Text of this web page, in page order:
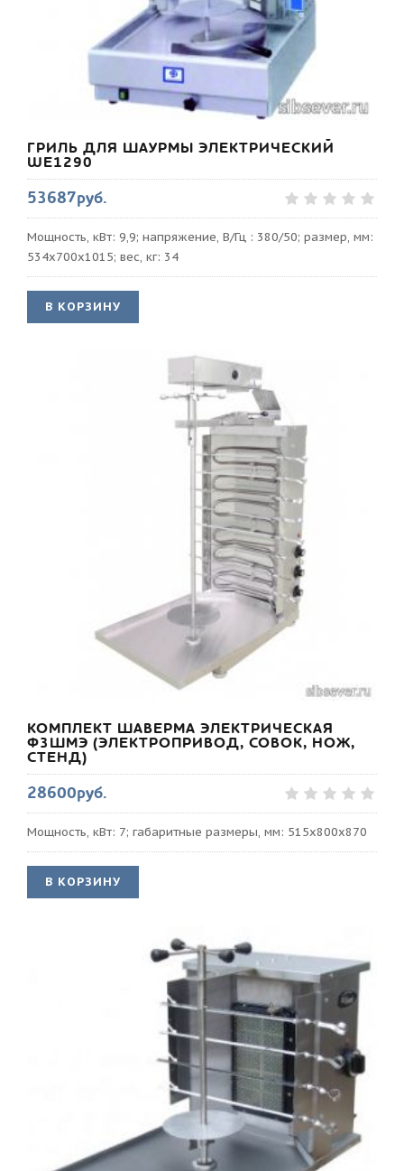
ГРИЛЬ ДЛЯ ШАУРМЫ ЭЛЕКТРИЧЕСКИЙ
WE1290
53687руб.
Мощность, кВт: 9,9; напряжение, В/Гц : 380/50; размер, мм:
534х700х1015; вес, кг: 34
В КОРЗИНУ
КОМПЛЕКТ ШАВЕРМА ЭЛЕКТРИЧЕСКАЯ
Ф3ШМЭ (ЭЛЕКТРОПРИВОД, СОВОК, НОЖ,
СТЕНД)
28600руб.
Мощность, кВт: 7; габаритные размеры, мм: 515х800х870
В КОРЗИНУ